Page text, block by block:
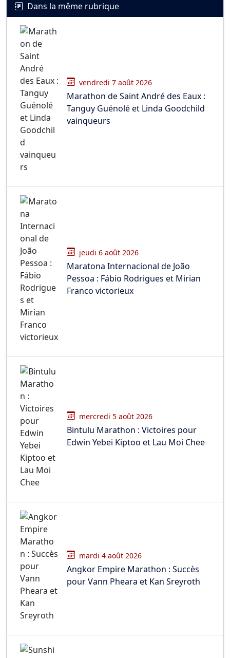
Dans la même rubrique
vendredi 7 août 2026
Marathon de Saint André des Eaux :
Tanguy Guénolé et Linda Goodchild
vainqueurs
jeudi 6 août 2026
Maratona Internacional de João
Pessoa : Fábio Rodrigues et Mirian
Franco victorieux
mercredi 5 août 2026
Bintulu Marathon : Victoires pour
Edwin Yebei Kiptoo et Lau Moi Chee
mardi 4 août 2026
Angkor Empire Marathon : Succès
pour Vann Pheara et Kan Sreyroth